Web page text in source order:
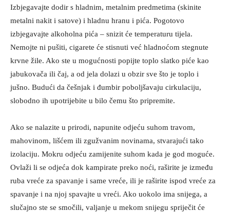
Izbjegavajte dodir s hladnim, metalnim predmetima (skinite
metalni nakit i satove) i hladnu hranu i pića. Pogotovo
izbjegavajte alkoholna pića – snizit će temperaturu tijela.
Nemojte ni pušiti, cigarete će stisnuti već hladnoćom stegnute
krvne žile. Ako ste u mogućnosti popijte toplo slatko piće kao
jabukovača ili čaj, a od jela dolazi u obzir sve što je toplo i
jušno. Budući da češnjak i đumbir poboljšavaju cirkulaciju,
slobodno ih upotrijebite u bilo čemu što pripremite.
Ako se nalazite u prirodi, napunite odjeću suhom travom,
mahovinom, lišćem ili zgužvanim novinama, stvarajući tako
izolaciju. Mokru odjeću zamijenite suhom kada je god moguće.
Ovlaži li se odjeća dok kampirate preko noći, raširite je između
ruba vreće za spavanje i same vreće, ili je raširite ispod vreće za
spavanje i na njoj spavajte u vreći. Ako uokolo ima snijega, a
slučajno ste se smočili, valjanje u mekom snijegu spriječit će